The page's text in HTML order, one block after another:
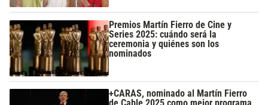
Premios Martín Fierro de Cine y
Series 2025: cuándo será la
ceremonia y quiénes son los
nominados
+CARAS, nominado al Martín Fierro